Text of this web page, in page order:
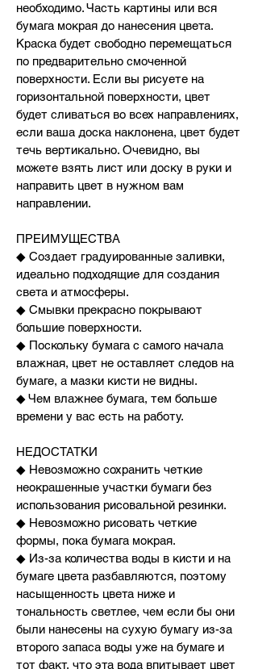
необходимо. Часть картины или вся
бумага мокрая до нанесения цвета.
Краска будет свободно перемещаться
по предварительно смоченной
поверхности. Если вы рисуете на
горизонтальной поверхности, цвет
будет сливаться во всех направлениях,
если ваша доска наклонена, цвет будет
течь вертикально. Очевидно, вы
можете взять лист или доску в руки и
направить цвет в нужном вам
направлении.
ПРЕИМУЩЕСТВА
◆ Создает градуированные заливки,
идеально подходящие для создания
света и атмосферы.
◆ Смывки прекрасно покрывают
большие поверхности.
◆ Поскольку бумага с самого начала
влажная, цвет не оставляет следов на
бумаге, а мазки кисти не видны.
◆ Чем влажнее бумага, тем больше
времени у вас есть на работу.
НЕДОСТАТКИ
◆ Невозможно сохранить четкие
неокрашенные участки бумаги без
использования рисовальной резинки.
◆ Невозможно рисовать четкие
формы, пока бумага мокрая.
◆ Из-за количества воды в кисти и на
бумаге цвета разбавляются, поэтому
насыщенность цвета ниже и
тональность светлее, чем если бы они
были нанесены на сухую бумагу из-за
второго запаса воды уже на бумаге и
тот факт, что эта вода впитывает цвет